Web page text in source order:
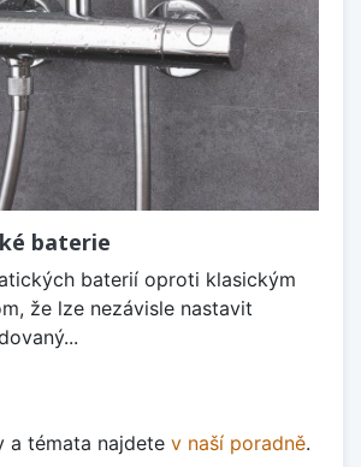
baterie
baterií oproti klasickým
že lze nezávisle nastavit
a témata najdete v naší poradně.